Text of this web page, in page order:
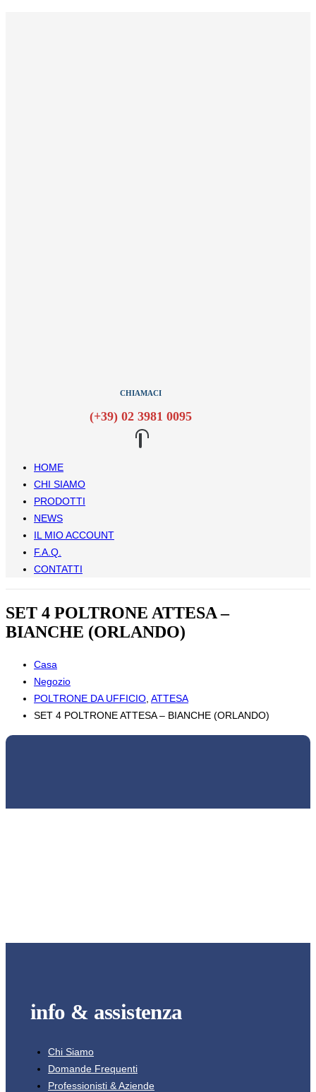
CHIAMACI
(+39) 02 3981 0095
HOME
CHI SIAMO
PRODOTTI
NEWS
IL MIO ACCOUNT
F.A.Q.
CONTATTI
SET 4 POLTRONE ATTESA –
BIANCHE (ORLANDO)
Casa
Negozio
POLTRONE DA UFFICIO ATTESA
SET 4 POLTRONE ATTESA – BIANCHE (ORLANDO)
info & assistenza
Chi Siamo
Domande Frequenti
Professionisti & Aziende